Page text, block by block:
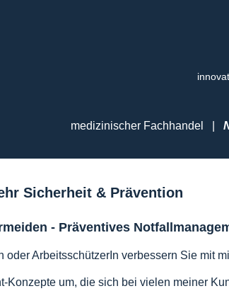
medizinischer Fachhandel |
Sicherheit & Prävention
- Präventives
ArbeitsschützerIn verbessern Sie mit
um, die sich bei vielen meiner